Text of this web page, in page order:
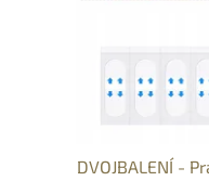
DVOJBALENÍ -